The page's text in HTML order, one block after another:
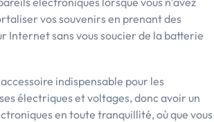
vos souvenirs en prenant des
Internet sans vous soucier de la batterie
indispensable pour les
électriques et voltages, donc avoir un
en toute tranquillité, où que vous